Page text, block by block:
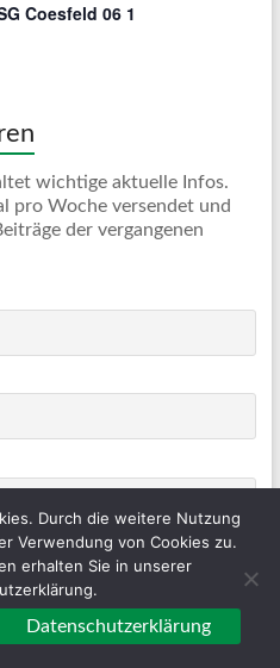
Coesfeld 06 1
wichtige aktuelle Infos.
pro Woche versendet und
der vergangenen
Du unsere
Durch die weitere Nutzung
Verwendung von Cookies zu.
erhalten Sie in unserer
Datenschutzerklärung